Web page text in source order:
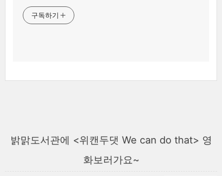
구독하기
밝맑도서관에 <위캔두댓 We can do that> 영
화보러가요~